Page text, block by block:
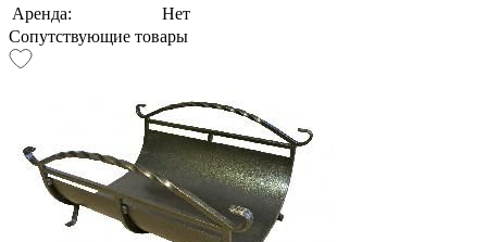
Аренда:
Нет
Сопутствующие товары